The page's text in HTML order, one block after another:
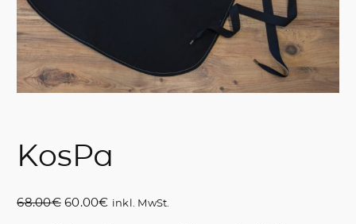
KosPa
68.00€ U
60.00€Ainkl. MwSt.